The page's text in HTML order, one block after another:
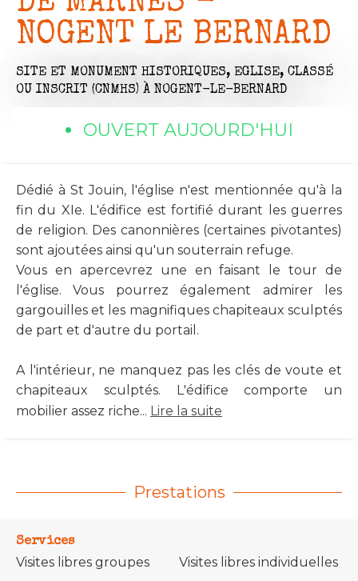
NOGENT LE BERNARD
SITE ET MONUMENT HISTORIQUES, EGLISE, CLASSÉ
OU INSCRIT (CNMHS) À NOGENT-LE-BERNARD
OUVERT AUJOURD'HUI
Dédié à St Jouin, l'église n'est mentionnée qu'à la
fin du XIe. L'édifice est fortifié durant les guerres
de religion. Des canonnières (certaines pivotantes)
sont ajoutées ainsi qu'un souterrain refuge.
Vous en apercevrez une en faisant le tour de
l'église. Vous pourrez également admirer les
gargouilles et les magnifiques chapiteaux sculptés
de part et d'autre du portail.
A l'intérieur, ne manquez pas les clés de voute et
chapiteaux sculptés. L'édifice comporte un
mobilier assez riche... Lire la suite
Prestations
Services
Visites libres groupes Visites libres individuelles